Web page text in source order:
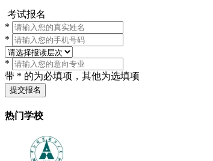
考试报名
*
*
*
带 * 的为必填项，其他为选填项
提交报名
热门学校